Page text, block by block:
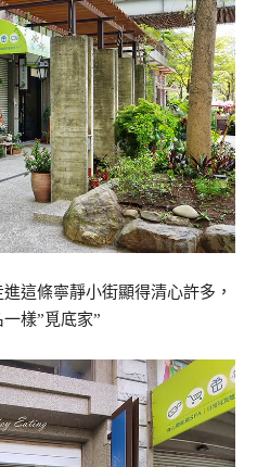
這條寧靜小街顯得清心許多，
樣”覓底家”